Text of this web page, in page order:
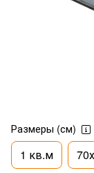
Размеры (см)
1 кв.м